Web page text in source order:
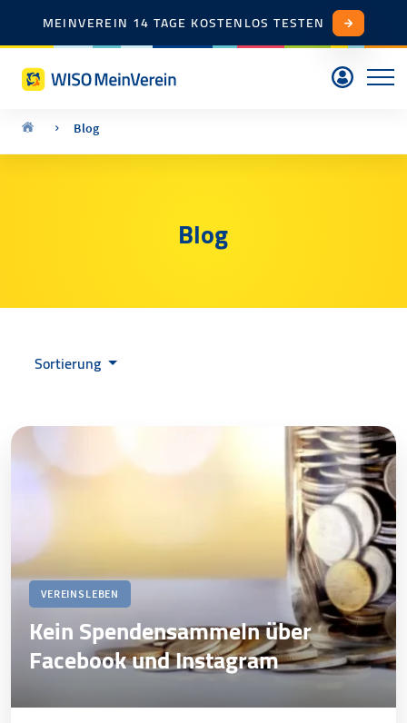
MEINVEREIN 14 TAGE KOSTENLOS TESTEN
Blog
Blog
Sortierung
VEREINSLEBEN
Kein Spendensammeln über
Facebook und Instagram